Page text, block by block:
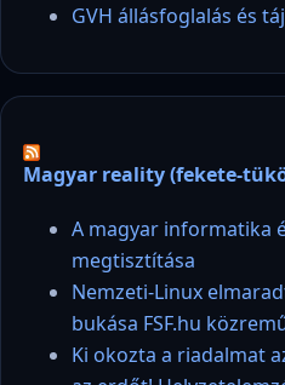
GVH állásfoglalás és
Magyar reality (fekete-
A magyar informatika
megtisztítása
Nemzeti-Linux
bukása FSF.hu
Ki okozta a riadalmat